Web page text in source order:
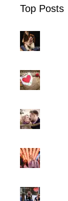
Top Posts